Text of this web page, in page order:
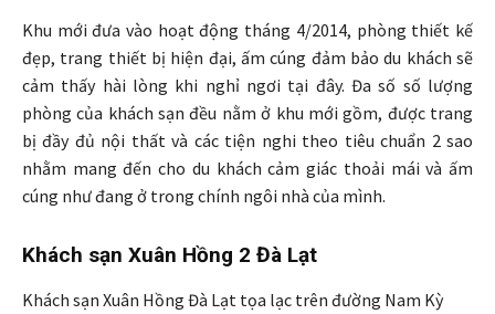
Khu mới đưa vào hoạt động tháng 4/2014, phòng thiết kế
đẹp, trang thiết bị hiện đại, ấm cúng đảm bảo du khách sẽ
cảm thấy hài lòng khi nghỉ ngơi tại đây. Đa số số lượng
phòng của khách sạn đều nằm ở khu mới gồm, được trang
bị đầy đủ nội thất và các tiện nghi theo tiêu chuẩn 2 sao
nhằm mang đến cho du khách cảm giác thoải mái và ấm
cúng như đang ở trong chính ngôi nhà của mình.
Khách sạn Xuân Hồng 2 Đà Lạt
Khách sạn Xuân Hồng Đà Lạt tọa lạc trên đường Nam Kỳ